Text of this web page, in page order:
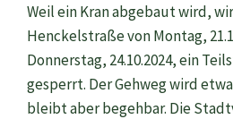
Weil ein Kran abgebaut wird,
Henckelstraße von Montag,
Donnerstag, 24.10.2024, ein
gesperrt. Der Gehweg wird
bleibt aber begehbar. Die